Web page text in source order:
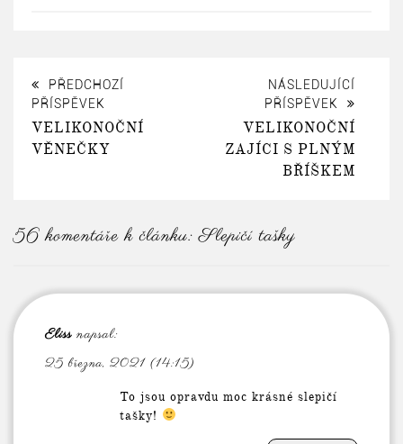
PŘEDCHOZÍ
PŘÍSPĚVEK
VELIKONOČNÍ
VĚNEČKY
NÁSLEDUJÍCÍ
PŘÍSPĚVEK
VELIKONOČNÍ
ZAJÍCI S PLNÝM
BŘÍŠKEM
56 komentáře k článku:Slepičí tašky
Eliss napsal:
25 března, 2021 (14:15)
To jsou opravdu moc krásné slepičí
tašky!